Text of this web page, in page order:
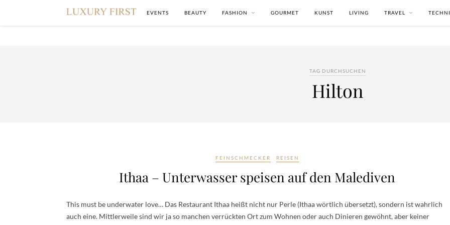
EVENTS BEAUTY FASHION GOURMET KUNST LIVING TRAVEL
TAG DURCHSUCHEN
Hilton
FEINSCHMECKER REISEN
Ithaa – Unterwasser speisen auf den Malediven
This must be underwater love… Das Restaurant Ithaa heißt nicht nur Perle (Ithaa wörtlich übersetzt), sondern ist wahrlich
auch eine. Mittlerweile sind wir ja so manchen verrückten Ort zum Wohnen oder auch Dinieren gewöhnt, aber keiner